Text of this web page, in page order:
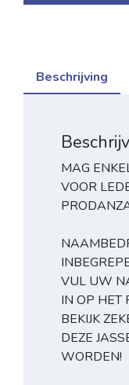
Beschrijving
MAG
VOOR
VUL UW
IN OP HET
BEKIJK
DEZE
WORDEN!